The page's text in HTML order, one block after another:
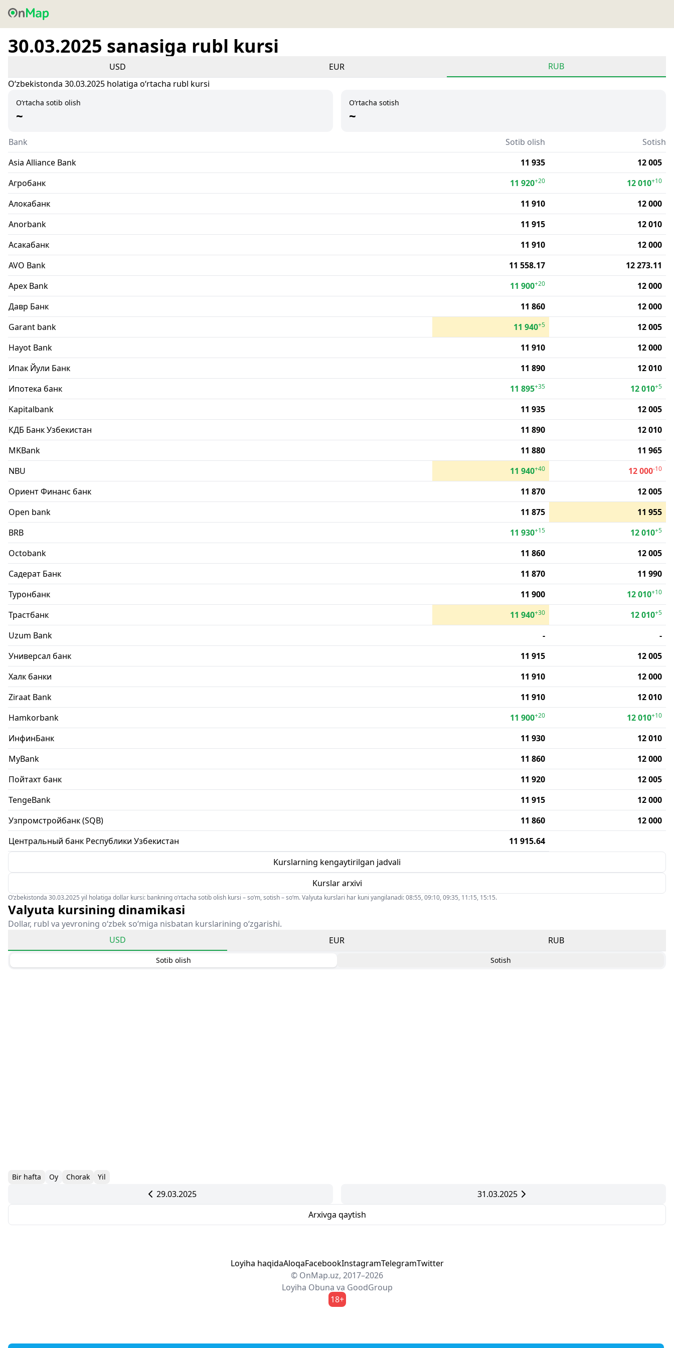
30.03.2025 sanasiga rubl kursi
USD EUR
RUB
Oʻzbekistonda 30.03.2025 holatiga oʻrtacha rubl kursi
O‘rtacha sotib olish
~
O‘rtacha sotish
~
Bank Sotib olish
Sotish
Asia Alliance Bank
11 935
12 005
Агробанк
11 920+20 12 010+10
Алокабанк 11 910
12 000
Anorbank
11 915
12 010
Асакабанк
11 910
12 000
AVO Bank
11 558.17
12 273.11
Apex Bank
11 900+20
12 000
Давр Банк
11 860
12 000
Garant bank
11 940+5
12 005
Hayot Bank
11 910
12 000
Ипак Йули Банк
11 890
12 010
Ипотека банк
11 895+35 12 010+5
Kapitalbank 11 935
12 005
КДБ Банк Узбекистан
11 890
12 010
MKBank
11 880
11 965
NBU
11 940+40 12 000-10
Ориент Финанс банк 11 870
12 005
Open bank
11 875
11 955
BRB
11 930+15 12 010+5
Octobank 11 860
12 005
Садерат Банк
11 870
11 990
Туронбанк
11 900 12 010+10
Трастбанк 11 940+30 12 010+5
Uzum Bank -
-
Универсал банк
11 915
12 005
Халк банки
11 910
12 000
Ziraat Bank
11 910
12 010
Hamkorbank
11 900+20 12 010+10
ИнфинБанк 11 930
12 010
MyBank
11 860
12 000
Пойтахт банк
11 920
12 005
TengeBank
11 915
12 000
Узпромстройбанк (SQB)
11 860
12 000
Центральный банк Республики Узбекистан
11 915.64
Kurslarning kengaytirilgan jadvali
Kurslar arxivi
O‘zbekistonda 30.03.2025 yil holatiga dollar kursi: bankning o‘rtacha sotib olish kursi – so‘m, sotish – so‘m. Valyuta kurslari har kuni yangilanadi: 08:55, 09:10, 09:35, 11:15, 15:15.
Valyuta kursining dinamikasi
Dollar, rubl va yevroning o‘zbek so‘miga nisbatan kurslarining o‘zgarishi.
USD
EUR RUB
Sotib olish Sotish
Bir hafta Oy Chorak Yil
29.03.2025
31.03.2025
Arxivga qaytish
Loyiha haqidaAloqaFacebookInstagramTelegramTwitter
© OnMap.uz, 2017–2026
Loyiha Obuna va GoodGroup
18+